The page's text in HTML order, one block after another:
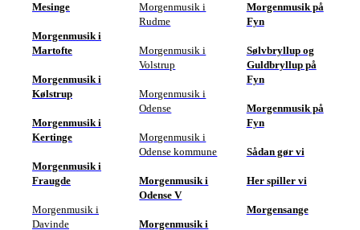
Mesinge
Morgenmusik i
Martofte
Morgenmusik i
Kølstrup
Morgenmusik i
Kertinge
Morgenmusik i
Fraugde
Morgenmusik i
Davinde
Morgenmusik i
Rudme
Morgenmusik i
Volstrup
Morgenmusik i
Odense
Morgenmusik i
Odense kommune
Morgenmusik i
Odense V
Morgenmusik i
Morgenmusik på
Fyn
Sølvbryllup og
Guldbryllup på
Fyn
Morgenmusik på
Fyn
Sådan gør vi
Her spiller vi
Morgensange